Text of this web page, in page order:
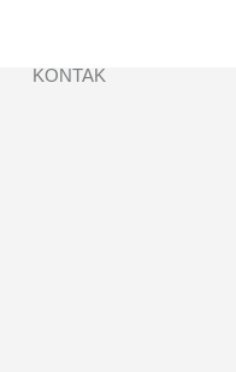
KONTAK